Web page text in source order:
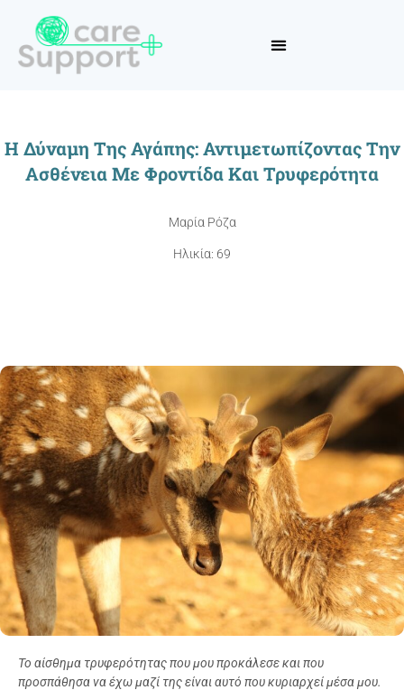
Η Δύναμη Της Αγάπης: Αντιμετωπίζοντας Την
Ασθένεια Με Φροντίδα Και Τρυφερότητα
Μαρία Ρόζα
Ηλικία: 69
Το αίσθημα τρυφερότητας που μου προκάλεσε και που
προσπάθησα να έχω μαζί της είναι αυτό που κυριαρχεί μέσα μου.